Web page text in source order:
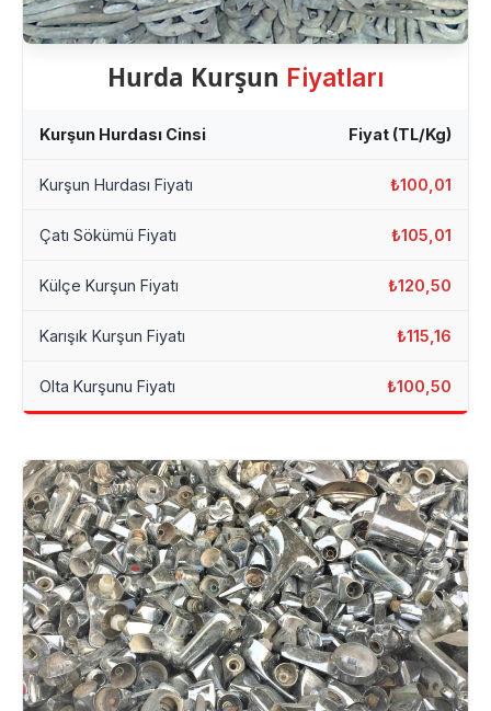
Hurda Kurşun Fiyatları
Kurşun Hurdası Cinsi Fiyat (TL/Kg)
Kurşun Hurdası Fiyatı ₺100,01
Çatı Sökümü Fiyatı ₺105,01
Külçe Kurşun Fiyatı ₺120,50
Karışık Kurşun Fiyatı ₺115,16
Olta Kurşunu Fiyatı ₺100,50